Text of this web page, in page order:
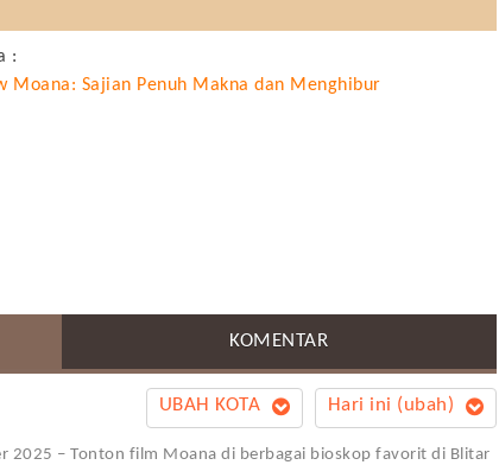
:
Moana: Sajian Penuh Makna dan Menghibur
KOMENTAR
Hari ini (ubah)
UBAH KOTA
2025 – Tonton film Moana di berbagai bioskop favorit di Blitar